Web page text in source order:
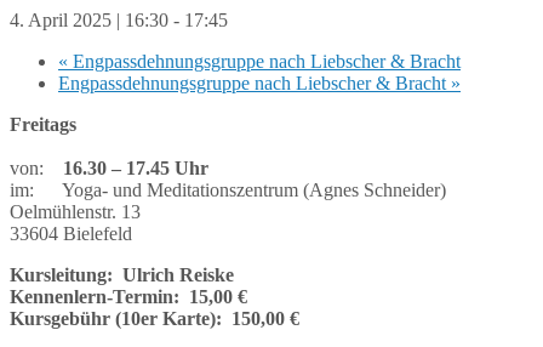
4. April 2025 | 16:30 - 17:45
« Engpassdehnungsgruppe nach Liebscher & Bracht
Engpassdehnungsgruppe nach Liebscher & Bracht »
Freitags
von: 16.30 – 17.45 Uhr
im: Yoga- und Meditationszentrum (Agnes Schneider)
Oelmühlenstr. 13
33604 Bielefeld
Kursleitung: Ulrich Reiske
Kennenlern-Termin: 15,00 €
Kursgebühr (10er Karte): 150,00 €